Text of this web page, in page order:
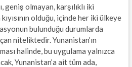
geniş olmayan, karşılıklı iki
olduğu, içinde her iki ülkeye
bulunduğu durumlarda
niteliktedir. Yunanistan’ın
halinde, bu uygulama yalnızca
Yunanistan’a ait tüm ada,